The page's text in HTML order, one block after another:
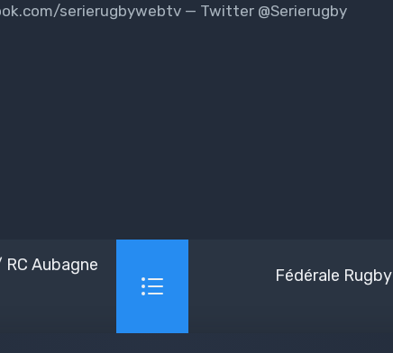
serierugbywebtv — Twitter @Serierugby
Aubagne
Fédérale